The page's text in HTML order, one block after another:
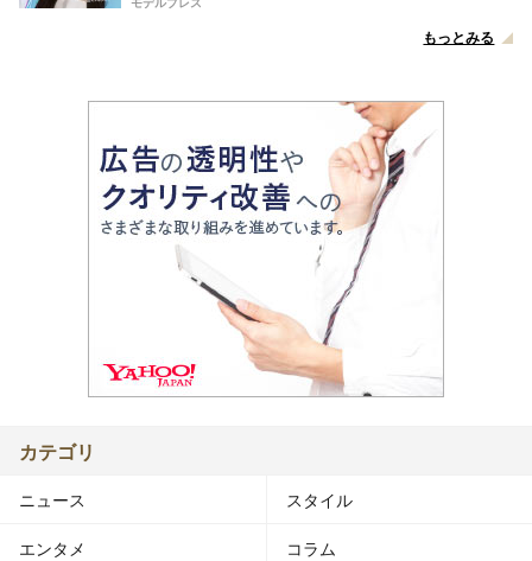
もっとみる
カテゴリ
ニュース スタイル
エンタメ コラム